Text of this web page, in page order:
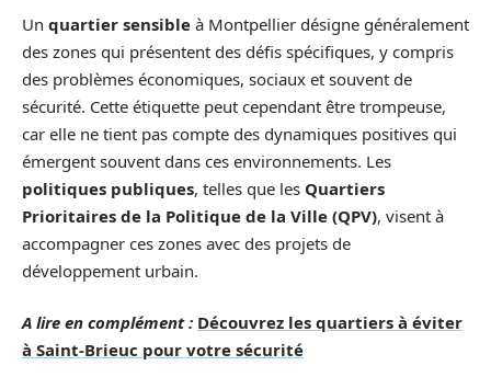
Un quartier sensible à Montpellier désigne généralement
des zones qui présentent des défis spécifiques, y compris
des problèmes économiques, sociaux et souvent de
sécurité. Cette étiquette peut cependant être trompeuse,
car elle ne tient pas compte des dynamiques positives qui
émergent souvent dans ces environnements. Les
politiques publiques, telles que les Quartiers
Prioritaires de la Politique de la Ville (QPV), visent à
accompagner ces zones avec des projets de
développement urbain.
A lire en complément : Découvrez les quartiers à éviter
à Saint-Brieuc pour votre sécurité